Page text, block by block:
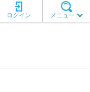
メニュー
ログイン